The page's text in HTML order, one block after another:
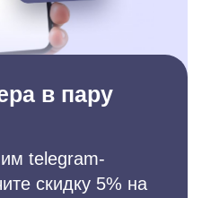
в пару
telegram-
скидку 5% на